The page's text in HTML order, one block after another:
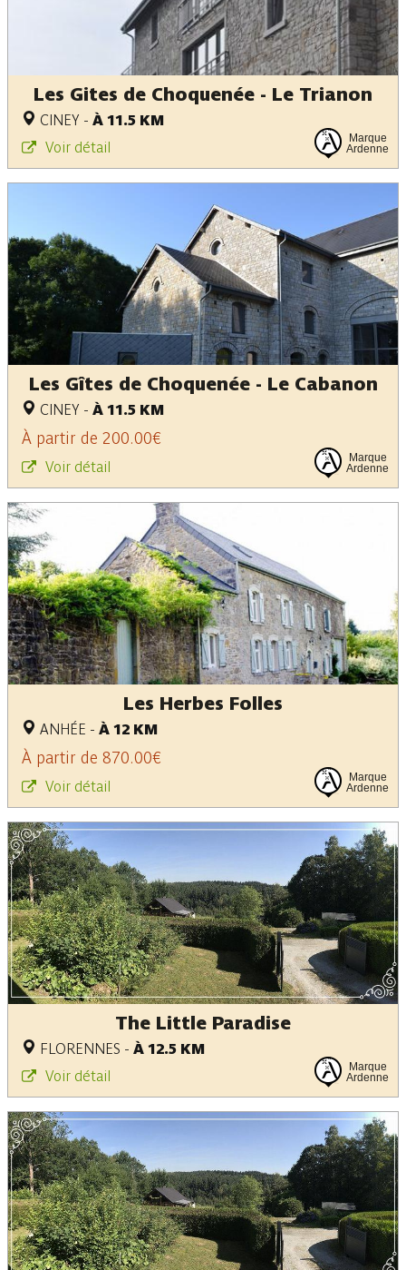
Les Gites de Choquenée - Le Trianon
CINEY - À 11.5 KM
Voir détail
Marque
Ardenne
Les Gîtes de Choquenée - Le Cabanon
CINEY - À 11.5 KM
À partir de 200.00€
Voir détail
Marque
Ardenne
Les Herbes Folles
ANHÉE - À 12 KM
À partir de 870.00€
Voir détail
Marque
Ardenne
The Little Paradise
FLORENNES - À 12.5 KM
Voir détail
Marque
Ardenne